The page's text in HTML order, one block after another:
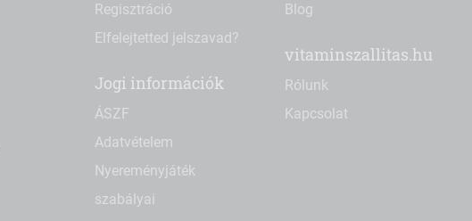
Regisztráció
Elfelejtetted jelszavad?
Jogi információk
ÁSZF
Adatvételem
Nyereményjáték
szabályai
Blog
vitaminszallitas.hu
Rólunk
Kapcsolat